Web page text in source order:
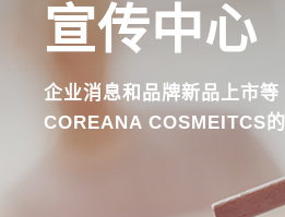
宣传中心
企业消息和品牌新品上市等
COREANA COSMEITCS